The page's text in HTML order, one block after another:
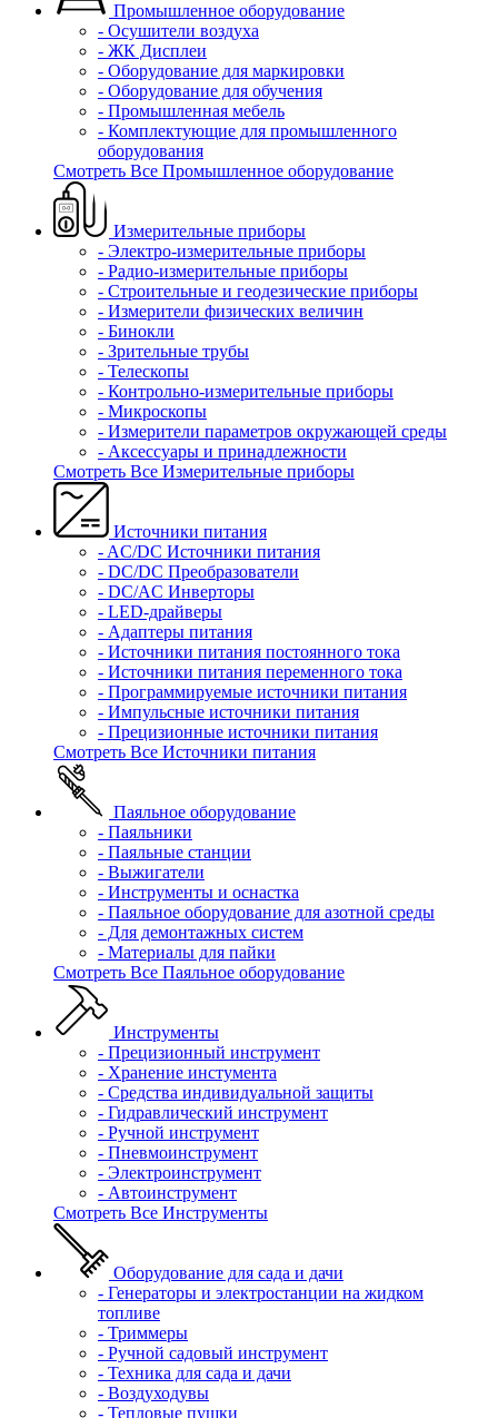
Промышленное оборудование
- Осушители воздуха
- ЖК Дисплеи
- Оборудование для маркировки
- Оборудование для обучения
- Промышленная мебель
- Комплектующие для промышленного
оборудования
Смотреть Все Промышленное оборудование
Измерительные приборы
- Электро-измерительные приборы
- Радио-измерительные приборы
- Строительные и геодезические приборы
- Измерители физических величин
- Бинокли
- Зрительные трубы
- Телескопы
- Контрольно-измерительные приборы
- Микроскопы
- Измерители параметров окружающей среды
- Аксессуары и принадлежности
Смотреть Все Измерительные приборы
Источники питания
- AC/DC Источники питания
- DC/DC Преобразователи
- DC/AC Инверторы
- LED-драйверы
- Адаптеры питания
- Источники питания постоянного тока
- Источники питания переменного тока
- Программируемые источники питания
- Импульсные источники питания
- Прецизионные источники питания
Смотреть Все Источники питания
Паяльное оборудование
- Паяльники
- Паяльные станции
- Выжигатели
- Инструменты и оснастка
- Паяльное оборудование для азотной среды
- Для демонтажных систем
- Материалы для пайки
Смотреть Все Паяльное оборудование
Инструменты
- Прецизионный инструмент
- Хранение инстумента
- Средства индивидуальной защиты
- Гидравлический инструмент
- Ручной инструмент
- Пневмоинструмент
- Электроинструмент
- Автоинструмент
Смотреть Все Инструменты
Оборудование для сада и дачи
- Генераторы и электростанции на жидком
топливе
- Триммеры
- Ручной садовый инструмент
- Техника для сада и дачи
- Воздуходувы
- Тепловые пушки